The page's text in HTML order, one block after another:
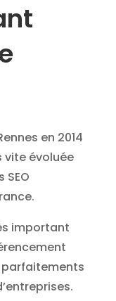
en 2014
vite évoluée
important